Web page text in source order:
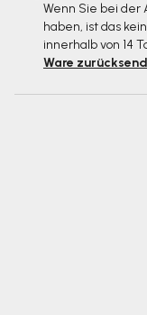
Wenn Sie bei der
haben, ist das
innerhalb von 14
Ware